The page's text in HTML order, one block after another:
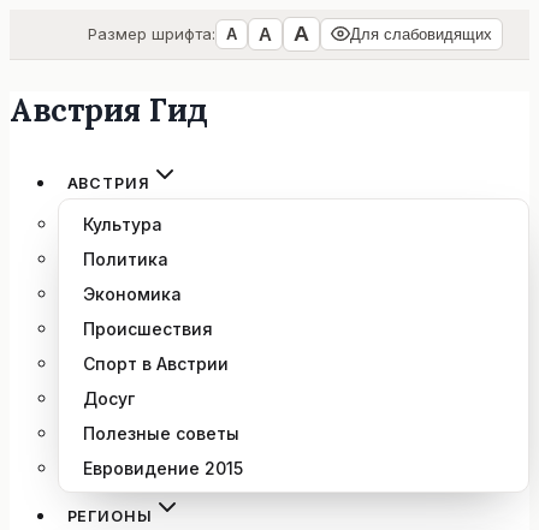
Размер шрифта: А А А Для слабовидящих
Перейти
содержимому
Австрия Гид
АВСТРИЯ
Культура
Политика
Экономика
Происшествия
Спорт в Австрии
Досуг
Полезные советы
Евровидение 2015
РЕГИОНЫ